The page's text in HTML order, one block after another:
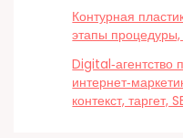
Контурная
этапы процедуры,
Digital‑агентство
контекст, таргет,